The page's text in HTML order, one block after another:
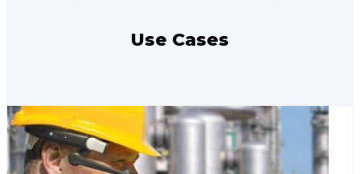
Use Cases